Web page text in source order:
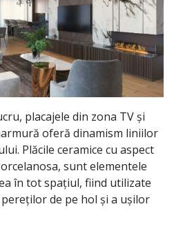
placajele din zona TV și
oferă dinamism liniilor
Plăcile ceramice cu aspect
sunt elementele
în tot spațiul, fiind utilizate
de pe hol și a ușilor